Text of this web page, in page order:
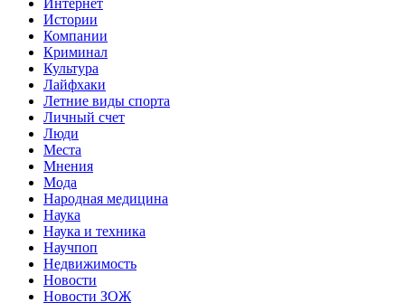
Истории
Компании
Криминал
Культура
Лайфхаки
Летние виды спорта
Личный счет
Люди
Места
Мнения
Мода
Народная медицина
Наука
Наука и техника
Научпоп
Недвижимость
Новости
Новости ЗОЖ